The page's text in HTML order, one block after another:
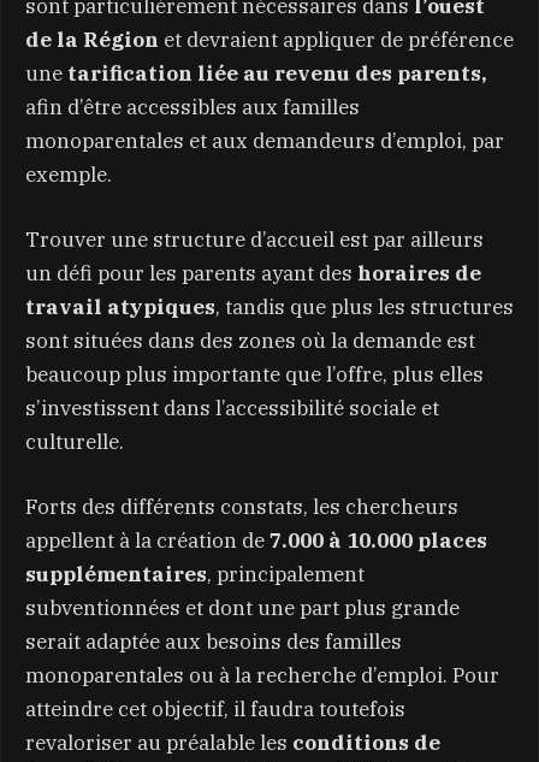
sont particulièrement nécessaires dans l’ouest
de la Région et devraient appliquer de préférence
une tarification liée au revenu des parents,
afin d’être accessibles aux familles
monoparentales et aux demandeurs d’emploi, par
exemple.
Trouver une structure d’accueil est par ailleurs
un défi pour les parents ayant des horaires de
travail atypiques, tandis que plus les structures
sont situées dans des zones où la demande est
beaucoup plus importante que l’offre, plus elles
s’investissent dans l’accessibilité sociale et
culturelle.
Forts des différents constats, les chercheurs
appellent à la création de7.000 à 10.000 places
supplémentaires, principalement
subventionnées et dont une part plus grande
serait adaptée aux besoins des familles
monoparentales ou à la recherche d’emploi. Pour
atteindre cet objectif, il faudra toutefois
revaloriser au préalable les conditions de